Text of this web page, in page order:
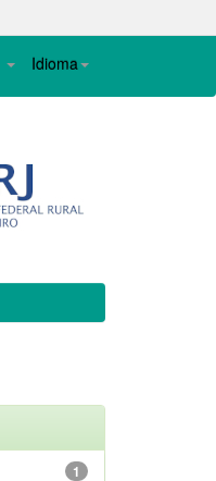
Idioma
1